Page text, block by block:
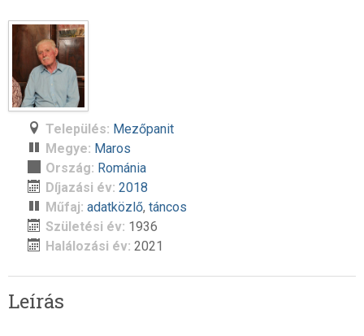
Település: Mezőpanit
Megye: Maros
Ország: Románia
Díjazási év: 2018
Műfaj: adatközlő, táncos
Születési év: 1936
Halálozási év: 2021
Leírás